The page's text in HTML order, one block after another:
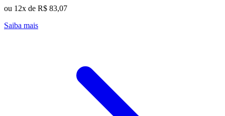
ou 12x de R$ 83,07
Saiba mais